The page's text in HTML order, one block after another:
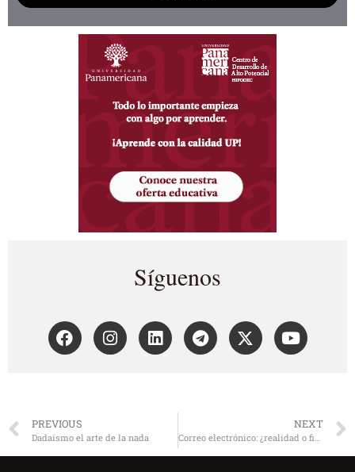
Síguenos
PREVIOUS
Dadaísmo el arte de la nada
NEXT
Correo electrónico: ¿realidad o ficción?